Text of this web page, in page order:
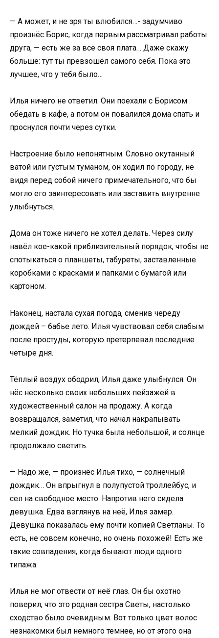
— А может, и не зря ты влюбился…- задумчиво
произнёс Борис, когда первым рассматривал работы
друга, — есть же за всё своя плата… Даже скажу
больше: тут ты превзошёл самого себя. Пока это
лучшее, что у тебя было…
Илья ничего не ответил. Они поехали с Борисом
обедать в кафе, а потом он повалился дома спать и
проснулся почти через сутки.
Настроение было непонятным. Словно окутанный
ватой или густым туманом, он ходил по городу, не
видя перед собой ничего примечательного, что бы
могло его заинтересовать или заставить внутренне
улыбнуться.
Дома он тоже ничего не хотел делать. Через силу
навёл кое-какой приблизительный порядок, чтобы не
спотыкаться о планшеты, табуреты, заставленные
коробками с красками и папками с бумагой или
картоном.
Наконец, настала сухая погода, сменив череду
дождей – бабье лето. Илья чувствовал себя слабым
после простуды, которую претерпевал последние
четыре дня.
Тёплый воздух ободрил, Илья даже улыбнулся. Он
нёс несколько своих небольших пейзажей в
художественный салон на продажу. А когда
возвращался, заметил, что начал накрапывать
мелкий дождик. Но тучка была небольшой, и солнце
продолжало светить.
— Надо же, — произнёс Илья тихо, — солнечный
дождик… Он впрыгнул в полупустой троллейбус, и
сел на свободное место. Напротив него сидела
девушка. Едва взглянув на неё, Илья замер.
Девушка показалась ему почти копией Светланы. То
есть, не совсем конечно, но очень похожей! Есть же
такие совпадения, когда бывают люди одного
типажа.
Илья не мог отвести от неё глаз. Он бы охотно
поверил, что это родная сестра Светы, настолько
сходство было очевидным. Вот только цвет волос
незнакомки был немного темнее, но от этого она